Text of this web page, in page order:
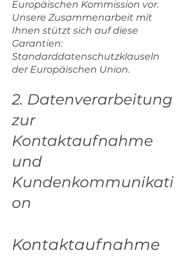
Europäischen Kommission vor.
Unsere Zusammenarbeit mit
Ihnen stützt sich auf diese
Garantien:
Standarddatenschutzklauseln
der Europäischen Union.
2. Datenverarbeitung
zur
Kontaktaufnahme
und
Kundenkommunikati
on
Kontaktaufnahme